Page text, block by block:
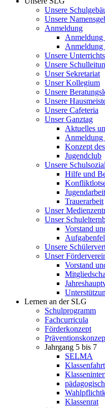
Unsere
Unsere
Anmeldung
Anmeldung
Anmeldung
Unsere
Unsere
Unser Sekretariat
Unser Kollegium
Unsere
Unsere
Unsere Cafeteria
Unser Ganztag
Aktuelles
Anmeldung
Konzept
Jugendclub
Unsere
Hilfe und
Trauerarbeit
Unser
Unser
Vorstand
Unsere
Unser
Vorstand
Lernen an der SLG
Schulprogramm
Fachcurricula
Förderkonzept
Jahrgang 5 bis 7
SELMA
Klassenrat